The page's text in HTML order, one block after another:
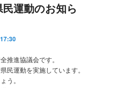
運動のお知ら
推進協議会です。
民運動を実施しています。
う。